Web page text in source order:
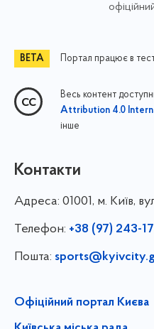
Портал працює в
Весь контент
Attribution 4.0
інше
Контакти
Адреса: 01001, м. Київ,
Телефон: +38 (97) 243-
Пошта:
Офіційний портал Києва